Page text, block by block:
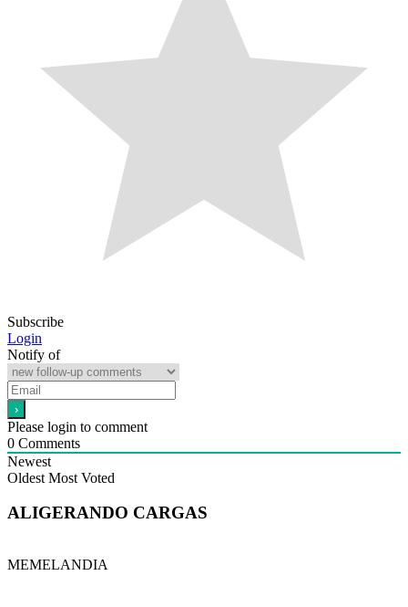
Subscribe
Login
Notify of
Please login to comment
0 Comments
Newest
Oldest Most Voted
ALIGERANDO CARGAS
MEMELANDIA